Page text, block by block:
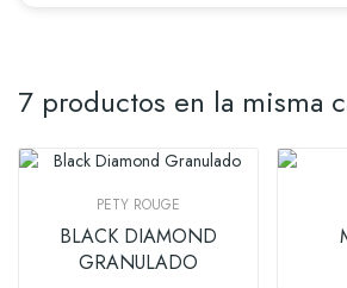
7 productos en la misma
PETY ROUGE
BLACK DIAMOND
GRANULADO